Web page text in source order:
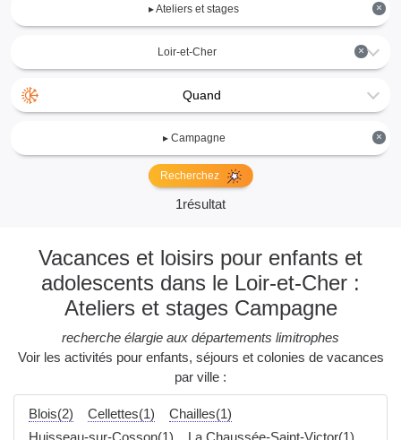
×
▸ Ateliers et stages
×
Loir-et-Cher
Quand
×
▸ Campagne
Recherchez
1résultat
Vacances et loisirs pour enfants et
adolescents dans le Loir-et-Cher :
Ateliers et stages Campagne
recherche élargie aux départements limitrophes
Voir les activités pour enfants, séjours et colonies de vacances
par ville :
Blois(2) Cellettes(1)
Chailles(1)